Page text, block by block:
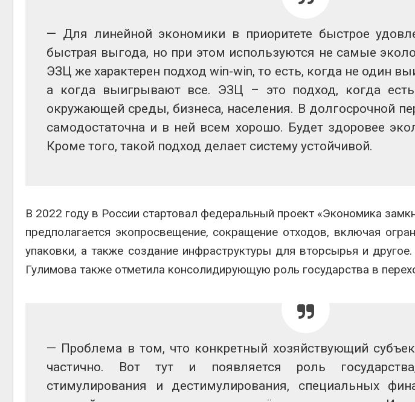
— Для линейной экономики в приоритете быстрое
быстрая выгода, но при этом используются не самые
ЭЗЦ же характерен подход win-win, то есть, когда не один
а когда выигрывают все. ЭЗЦ – это подход, когда
окружающей среды, бизнеса, населения. В долгосрочной
самодостаточна и в ней всем хорошо. Будет здоровее
Кроме того, такой подход делает систему устойчивой.
В 2022 году в России стартовал федеральный проект «Экономика
предполагается экопросвещение, сокращение отходов, включая
упаковки, а также создание инфраструктуры для вторсырья и
Гулимова также отметила консолидирующую роль государства в
— Проблема в том, что конкретный хозяйствующий
частично. Вот тут и появляется роль
стимулирования и дестимулирования, специальных